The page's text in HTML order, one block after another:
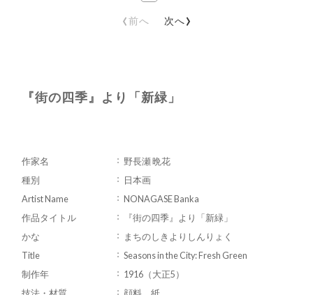
‹前へ 次へ›
『街の四季』より「新緑」
作家名
野長瀬 晩花
種別
日本画
Artist Name
NONAGASE Banka
作品タイトル
『街の四季』より「新緑」
かな
まちのしきよりしんりょく
Title
Seasons in the City: Fresh Green
制作年
1916（大正5）